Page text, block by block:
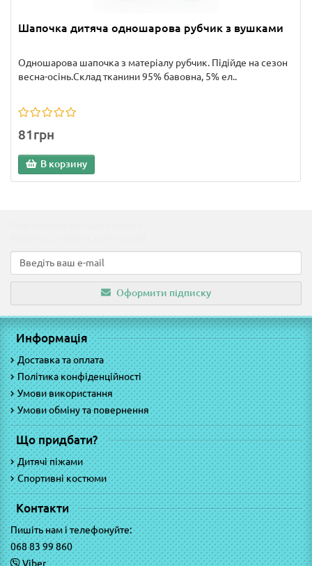
Шапочка дитяча одношарова рубчик з вушками
Одношарова шапочка з матеріалу рубчик. Підійде на сезон
весна-осінь.Склад тканини 95% бавовна, 5% ел..
81грн
В корзину
Оформити підписку
Информація
Доставка та оплата
Політика конфіденційності
Умови використання
Умови обміну та повернення
Що придбати?
Дитячі піжами
Спортивні костюми
Контакти
Пишіть нам і телефонуйте:
068 83 99 860
Viber